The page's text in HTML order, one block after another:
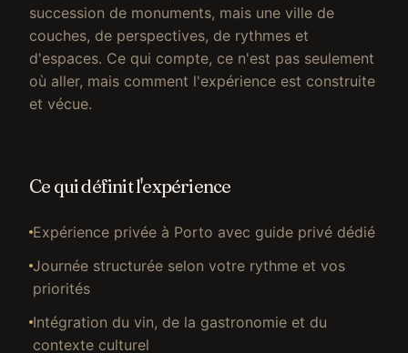
succession de monuments, mais une ville de
couches, de perspectives, de rythmes et
d'espaces. Ce qui compte, ce n'est pas seulement
où aller, mais comment l'expérience est construite
et vécue.
Ce qui définit l'expérience
Expérience privée à Porto avec guide privé dédié
Journée structurée selon votre rythme et vos
priorités
Intégration du vin, de la gastronomie et du
contexte culturel